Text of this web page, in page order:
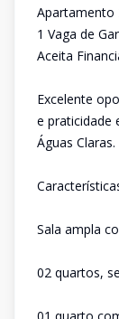
Apartamento
1 Vaga de
Aceita
Excelente
e praticidade
Águas Claras.
Sala ampla
02 quartos,